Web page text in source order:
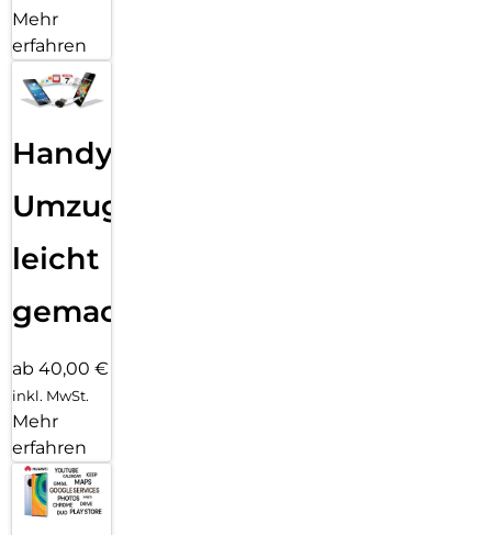
Mehr
erfahren
Handy
Umzug
leicht
gemacht!
ab 40,00 €
inkl. MwSt.
Mehr
erfahren